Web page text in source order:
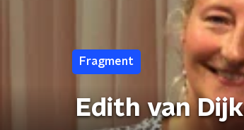
Fragment
Edith van